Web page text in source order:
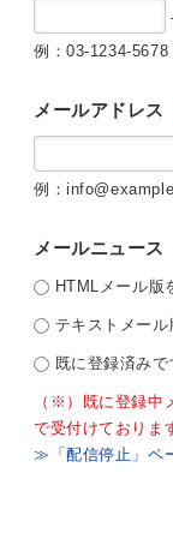
例：03-1234-5678
メールアドレス
例：
メールニュース
HTMLメール版
テキストメー
既に登録済み
（※）既に登録中
で受付けておりま
≫「配信停止」ペ